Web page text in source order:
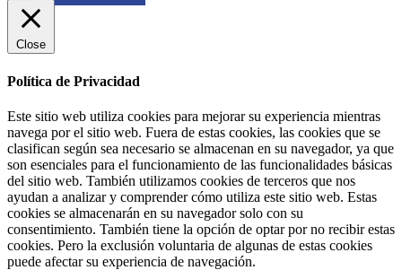
Close
Política de Privacidad
Este sitio web utiliza cookies para mejorar su experiencia mientras
navega por el sitio web. Fuera de estas cookies, las cookies que se
clasifican según sea necesario se almacenan en su navegador, ya que
son esenciales para el funcionamiento de las funcionalidades básicas
del sitio web. También utilizamos cookies de terceros que nos
ayudan a analizar y comprender cómo utiliza este sitio web. Estas
cookies se almacenarán en su navegador solo con su
consentimiento. También tiene la opción de optar por no recibir estas
cookies. Pero la exclusión voluntaria de algunas de estas cookies
puede afectar su experiencia de navegación.